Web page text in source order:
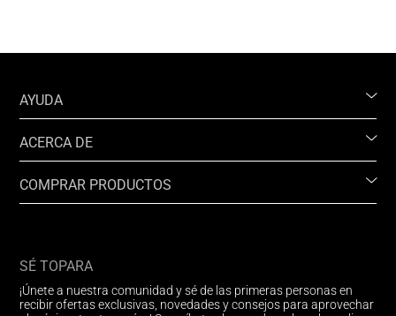
AYUDA
ACERCA DE
COMPRAR PRODUCTOS
SÉ TOPARA
¡Únete a nuestra comunidad y sé de las primeras personas en
recibir ofertas exclusivas, novedades y consejos para aprovechar